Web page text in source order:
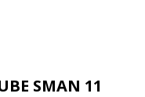
SMAN 11